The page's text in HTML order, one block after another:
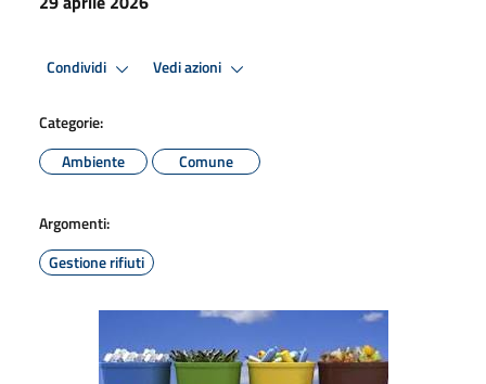
Condividi Vedi azioni
Categorie:
Ambiente
Comune
Argomenti:
Gestione rifiuti